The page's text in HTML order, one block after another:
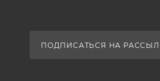
ПОДПИСАТЬСЯ НА